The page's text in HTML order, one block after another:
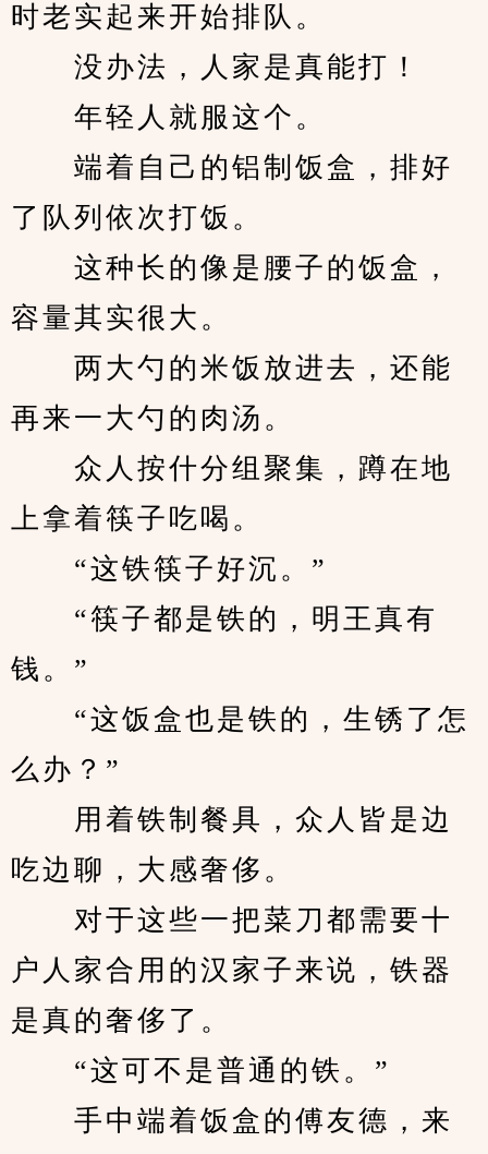
时老实起来开始排队。
没办法，人家是真能打！
年轻人就服这个。
端着自己的铝制饭盒，排好
了队列依次打饭。
这种长的像是腰子的饭盒，
容量其实很大。
两大勺的米饭放进去，还能
再来一大勺的肉汤。
众人按什分组聚集，蹲在地
上拿着筷子吃喝。
“这铁筷子好沉。”
“筷子都是铁的，明王真有
钱。”
“这饭盒也是铁的，生锈了怎
么办？”
用着铁制餐具，众人皆是边
吃边聊，大感奢侈。
对于这些一把菜刀都需要十
户人家合用的汉家子来说，铁器
是真的奢侈了。
“这可不是普通的铁。”
手中端着饭盒的傅友德，来